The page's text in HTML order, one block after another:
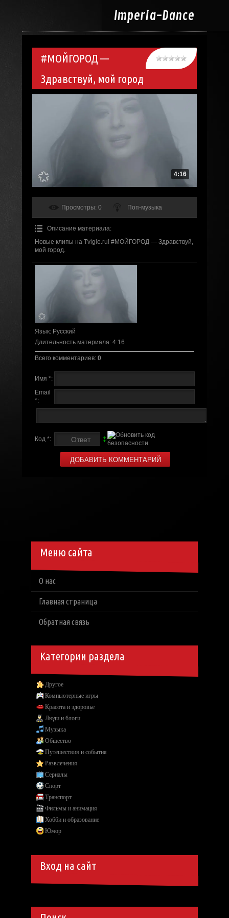
Imperia-Dance
#МОЙГОРОД —
Здравствуй, мой город
4:16
Просмотры: 0 Поп-музыка
Описание материала:
Новые клипы на Tvigle.ru! #МОЙГОРОД — Здравствуй,
мой город.
Язык: Русский
Длительность материала: 4:16
Всего комментариев: 0
Имя *:
Email
*:
Код *:
Меню сайта
О нас
Главная страница
Обратная связь
Категории раздела
Другое
Компьютерные игры
Красота и здоровье
Люди и блоги
Музыка
Общество
Путешествия и события
Развлечения
Сериалы
Спорт
Транспорт
Фильмы и анимация
Хобби и образование
Юмор
Вход на сайт